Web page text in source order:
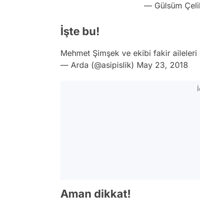
— Gülsüm
İşte bu!
Mehmet Şimşek ve ekibi fakir
— Arda (@asipislik) May 23, 2018
Aman dikkat!